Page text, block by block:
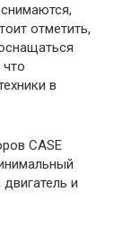
отметить,
в
CASE
и